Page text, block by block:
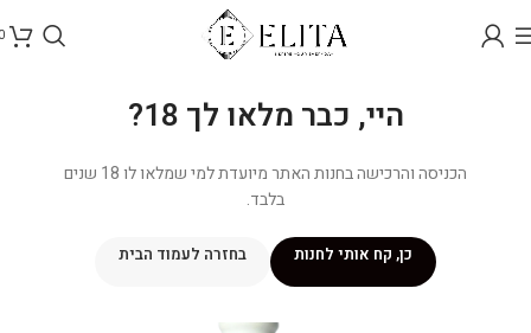
היי, כבר מלאו לך 18?
הכניסה והרכישה בחנות האתר מיועדת למי שמלאו לו 18 שנים
בלבד.
כן, קח אותי לחנות בחזרה לעמוד הבית